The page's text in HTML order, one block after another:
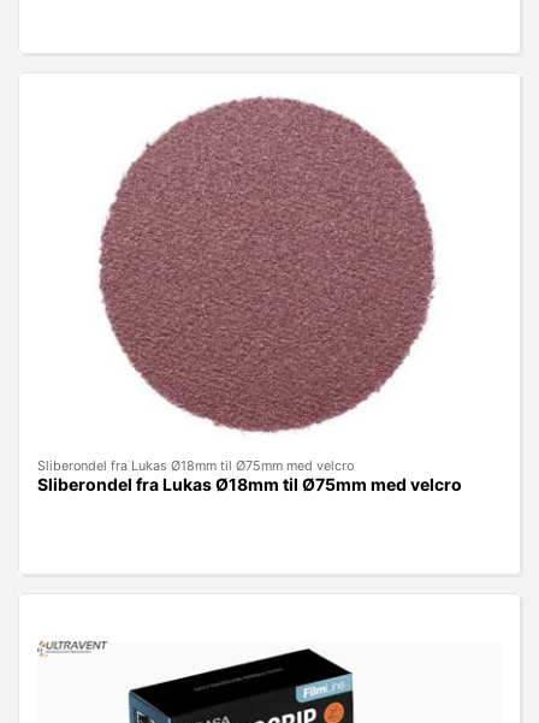
Sliberondel fra Lukas Ø18mm til Ø75mm med velcro
Sliberondel fra Lukas Ø18mm til Ø75mm med velcro